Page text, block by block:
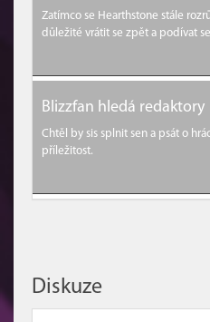
Zatímco se Hearthstone stále
důležité vrátit se zpět a podívat
Blizzfan hledá redaktory
Chtěl by sis splnit sen a psát o
příležitost.
Diskuze